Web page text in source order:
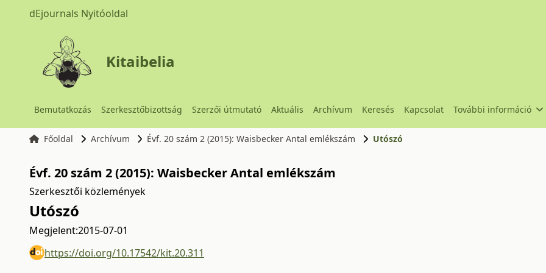
dEjournals Nyitóoldal
Kitaibelia
Bemutatkozás Szerkesztőbizottság Szerzői útmutató Aktuális Archívum Keresés Kapcsolat További információ
Főoldal Archívum Évf. 20 szám 2 (2015): Waisbecker Antal emlékszám Utószó
Évf. 20 szám 2 (2015): Waisbecker Antal emlékszám
Szerkesztői közlemények
Utószó
Megjelent:2015-07-01
https://doi.org/10.17542/kit.20.311